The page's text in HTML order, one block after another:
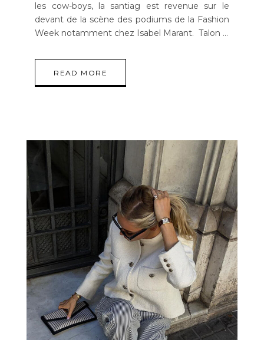
les cow-boys, la santiag est revenue sur le
devant de la scène des podiums de la Fashion
Week notamment chez Isabel Marant. Talon
READ MORE